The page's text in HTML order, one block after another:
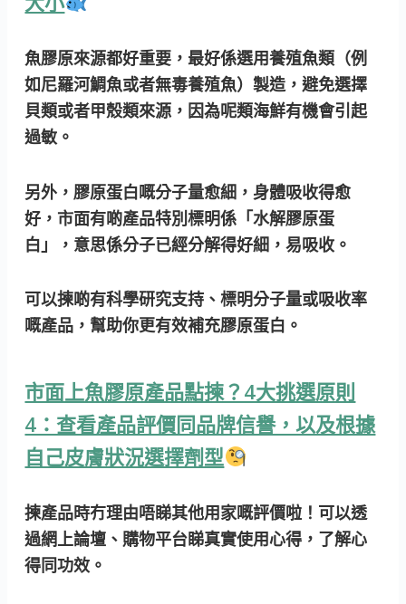
魚膠原來源都好重要，最好係選用養殖魚類（例
如尼羅河鯛魚或者無毒養殖魚）製造，避免選擇
貝類或者甲殼類來源，因為呢類海鮮有機會引起
過敏。
另外，膠原蛋白嘅分子量愈細，身體吸收得愈
好，市面有啲產品特別標明係「水解膠原蛋
白」，意思係分子已經分解得好細，易吸收。
可以揀啲有科學研究支持、標明分子量或吸收率
嘅產品，幫助你更有效補充膠原蛋白。
市面上魚膠原產品點揀？4大挑選原則
4：查看產品評價同品牌信譽，以及根據
自己皮膚狀況選擇劑型
揀產品時冇理由唔睇其他用家嘅評價啦！可以透
過網上論壇、購物平台睇真實使用心得，了解心
得同功效。